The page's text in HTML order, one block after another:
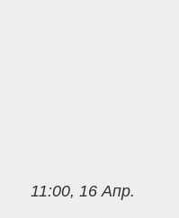
11:00, 16 Апр.